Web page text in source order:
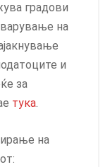
градови
на
и
за
тука.
на